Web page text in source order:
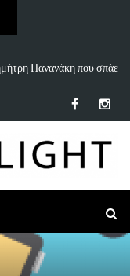
Καλοκαίρι Χωρίς